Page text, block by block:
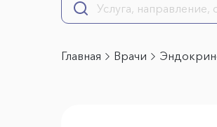
Главная Врачи